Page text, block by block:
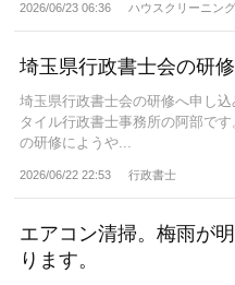
2026/06/23 06:36 ハウスクリーニング
埼玉県行政書士会の研
埼玉県行政書士会の研修へ申し
タイル行政書士事務所の阿部で
の研修にようや...
2026/06/22 22:53 行政書士
エアコン清掃。梅雨が
ります。